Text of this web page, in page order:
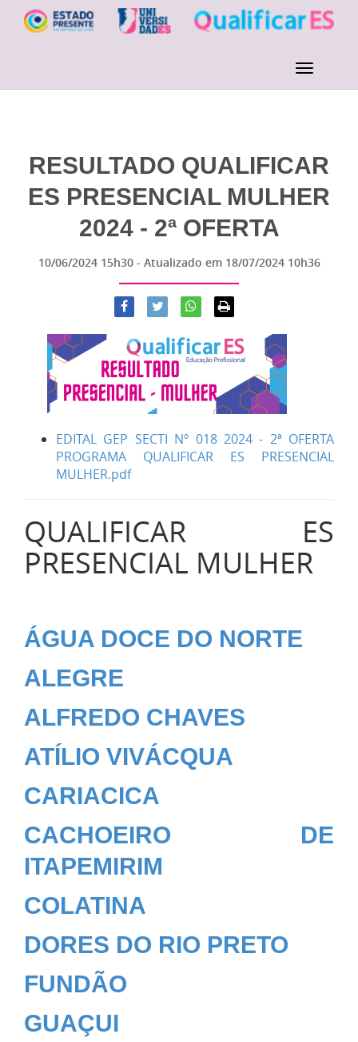
RESULTADO QUALIFICAR
ES PRESENCIAL MULHER
2024 - 2ª OFERTA
10/06/2024 15h30 - Atualizado em 18/07/2024 10h36
EDITAL GEP SECTI Nº 018 2024 - 2ª OFERTA
PROGRAMA QUALIFICAR ES PRESENCIAL
MULHER.pdf
QUALIFICAR ES
PRESENCIAL MULHER
ÁGUA DOCE DO NORTE
ALEGRE
ALFREDO CHAVES
ATÍLIO VIVÁCQUA
CARIACICA
CACHOEIRO DE
ITAPEMIRIM
COLATINA
DORES DO RIO PRETO
FUNDÃO
GUAÇUI